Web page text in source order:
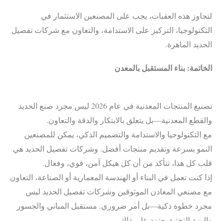
لتجاوز هذه العقبات، يجب على المصنعين الاستثمار في
التكنولوجيا، التركيز على الاستدامة، والتعاون مع شركات تفصيل
الحديد الماهرة.
الخاتمة: بناء المستقبل بالمعدن
تصنيع المنتجات المعدنية في عام 2026 ليس مجرد صنع الحديد
والقطع المعدنية—بل يتعلق بالابتكار والدقة والتعاون.
مع التكنولوجيا والاستدامة والتصميم الذكي، يمكن للمصنعين
النمو بسرعة وتقديم منتجات أفضل. وشركات تفصيل الحديد هي
قلب كل هذا، تتأكد من أن كل هيكل آمن، قوي، وفعال.
إذا كنت تعمل في البناء أو الهندسة المعمارية أو الصناعة، التعاون
مع مصنعي المعادن الموثوقين وشركات تفصيل الحديد ليس
مجرد خطوة ذكية—بل أمر ضروري. مستقبل المباني والجسور